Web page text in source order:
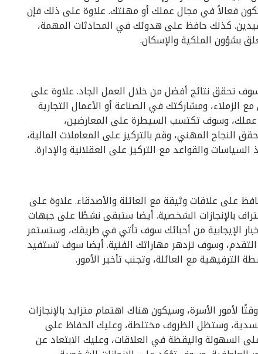
فعالاً في مجال عملك أو مهنتك. علاوة على ذلك فإن
كذلك حافظ على هدوئك في المحادثات المهمة،
بشؤون الملكية والإسكان.
تحقق نتائج أفضل من خلال العمل الجاد. علاوة على
الزملاء، ومشاركتك في الصناعة أو الأعمال التجارية
وسوف تكتسب السيطرة على المعارضين،
المهني، وقم بالتركيز على المعاملات المالية،
والقواعد مع التركيز على العقلانية والإدارة.
على علاقات وثيقة مع العائلة والأصدقاء. علاوة على
بالإنجازات الشخصية. أيضا ستبقى نشطًا على جبهات
الإيجابية من أحبائك سوف تأتي في طريقك، وستستمر
وسوف تزدهر مهاراتك الفنية. أيضا سوف تستفيد
الترفيهية مع العائلة، وتجنب تأخير الأمور.
الأسرة، وسيكون هناك اهتمام متزايد بالإنجازات
وستظل الظروف مختلطة، وعليك الحفاظ على
السهولة واليقظة في العلاقات، وعليك الابتعاد عن